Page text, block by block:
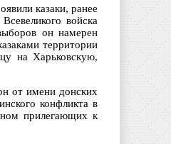
казаки, ранее
войска
он намерен
территории
на Харьковскую,
от имени донских
конфликта в
прилегающих к